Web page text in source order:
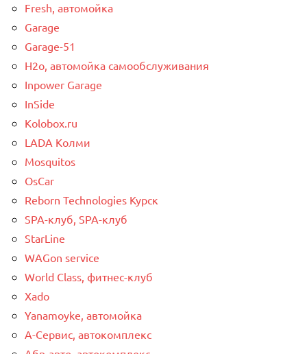
Fresh, автомойка
Garage
Garage-51
H2o, автомойка самообслуживания
Inpower Garage
InSide
Kolobox.ru
LADA Колми
Mosquitos
OsCar
Reborn Technologies Курск
SPA-клуб, SPA-клуб
StarLine
WAGon service
World Class, фитнес-клуб
Xado
Yanamoyke, автомойка
А-Сервис, автокомплекс